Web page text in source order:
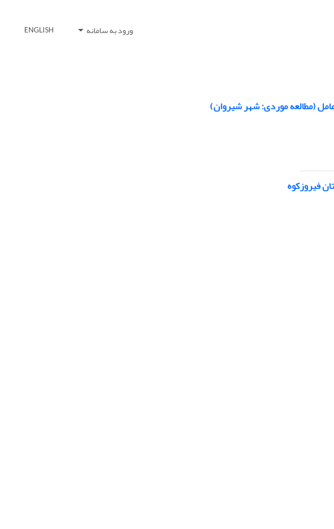
ورود به سامانه ENGLISH
(مطالعه موردی: شهر شیروان)
فیروزکوه